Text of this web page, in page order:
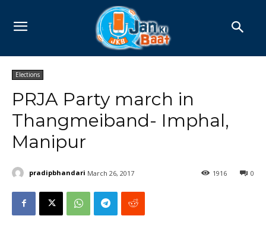
Elections
PRJA Party march in
Thangmeiband- Imphal,
Manipur
pradipbhandari March 26, 2017 0
1916